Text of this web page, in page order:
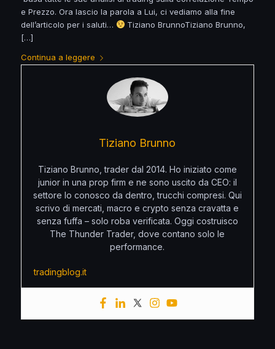
e Prezzo. Ora lascio la parola a Lui, ci vediamo alla fine
dell’articolo per i saluti…
Tiziano BrunnoTiziano Brunno,
[…]
Continua a leggere
Tiziano Brunno
Tiziano Brunno, trader dal 2014. Ho iniziato come
junior in una prop firm e ne sono uscito da CEO: il
settore lo conosco da dentro, trucchi compresi. Qui
scrivo di mercati, macro e crypto senza cravatta e
senza fuffa – solo roba verificata. Oggi costruisco
The Thunder Trader, dove contano solo le
performance.
tradingblog.it